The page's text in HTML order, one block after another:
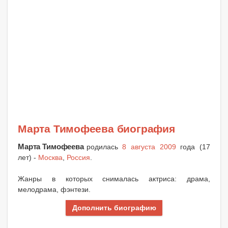
Марта Тимофеева биография
Марта Тимофеева родилась8 августа 2009 года (17
лет) - Москва Россия
Жанры в которых снималась актриса: драма,
мелодрама, фэнтези.
Дополнить биографию